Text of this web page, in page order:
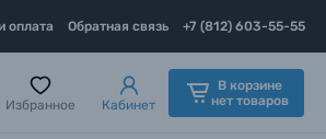
оплата Обратная связь +7 (812) 603-55-55
Избранное Кабинет
В корзине
нет товаров